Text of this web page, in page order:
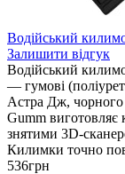
Водійський
Залишити відгук
Водійський
— гумові
Астра Дж,
Gumm виготовляє
знятими 3D-
Килимки точно
536грн